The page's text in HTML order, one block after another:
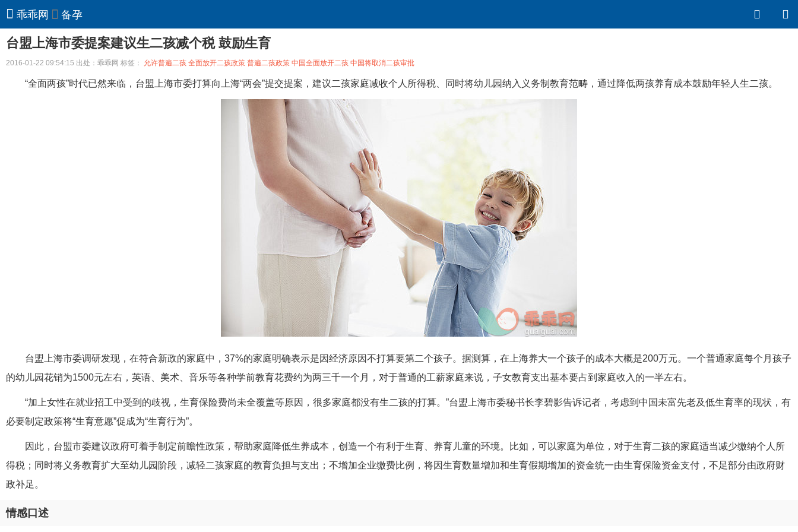
乖乖网 备孕
台盟上海市委提案建议生二孩减个税 鼓励生育
2016-01-22 09:54:15 出处：乖乖网 标签： 允许普遍二孩 全面放开二孩政策 普遍二孩政策 中国全面放开二孩 中国将取消二孩审批
“全面两孩”时代已然来临，台盟上海市委打算向上海“两会”提交提案，建议二孩家庭减收个人所得税、同时将幼儿园纳入义务制教育范畴，通过降低两孩养育成本鼓励年轻人生二孩。
台盟上海市委调研发现，在符合新政的家庭中，37%的家庭明确表示是因经济原因不打算要第二个孩子。据测算，在上海养大一个孩子的成本大概是200万元。一个普通家庭每个月孩子
的幼儿园花销为1500元左右，英语、美术、音乐等各种学前教育花费约为两三千一个月，对于普通的工薪家庭来说，子女教育支出基本要占到家庭收入的一半左右。
“加上女性在就业招工中受到的歧视，生育保险费尚未全覆盖等原因，很多家庭都没有生二孩的打算。”台盟上海市委秘书长李碧影告诉记者，考虑到中国未富先老及低生育率的现状，有
必要制定政策将“生育意愿”促成为“生育行为”。
因此，台盟市委建议政府可着手制定前瞻性政策，帮助家庭降低生养成本，创造一个有利于生育、养育儿童的环境。比如，可以家庭为单位，对于生育二孩的家庭适当减少缴纳个人所
得税；同时将义务教育扩大至幼儿园阶段，减轻二孩家庭的教育负担与支出；不增加企业缴费比例，将因生育数量增加和生育假期增加的资金统一由生育保险资金支付，不足部分由政府财
政补足。
情感口述